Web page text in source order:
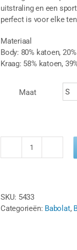
uitstraling en een
perfect is voor elke
Materiaal
Body: 80% katoen,
Kraag: 58% katoen,
Maat
BABOLAT
-
WIT
SKU: 5433
Categorieën: Babolat,